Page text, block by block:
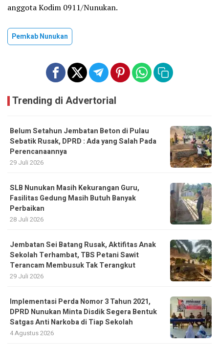
anggota Kodim 0911/Nunukan.
Pemkab Nunukan
Trending di Advertorial
Belum Setahun Jembatan Beton di Pulau
Sebatik Rusak, DPRD : Ada yang Salah Pada
Perencanaannya
29 Juli 2026
SLB Nunukan Masih Kekurangan Guru,
Fasilitas Gedung Masih Butuh Banyak
Perbaikan
28 Juli 2026
Jembatan Sei Batang Rusak, Aktifitas Anak
Sekolah Terhambat, TBS Petani Sawit
Terancam Membusuk Tak Terangkut
29 Juli 2026
Implementasi Perda Nomor 3 Tahun 2021,
DPRD Nunukan Minta Disdik Segera Bentuk
Satgas Anti Narkoba di Tiap Sekolah
4 Agustus 2026